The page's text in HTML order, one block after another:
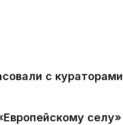
с кураторами
селу»